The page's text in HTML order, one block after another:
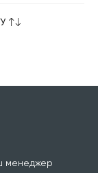
менеджер